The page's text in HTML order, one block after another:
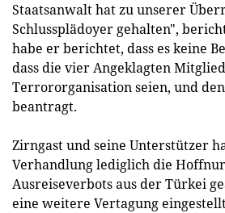
Staatsanwalt hat zu unserer
Schlussplädoyer gehalten",
habe er berichtet, dass es keine
dass die vier Angeklagten
Terrororganisation seien, und
beantragt.
Zirngast und seine Unterstützer
Verhandlung lediglich die
Ausreiseverbots aus der Türkei
eine weitere Vertagung